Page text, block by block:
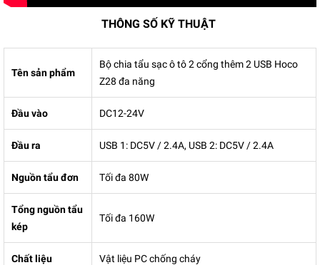
THÔNG SỐ KỸ THUẬT
Tên sản phẩm
Bộ chia tẩu sạc ô tô 2 cổng thêm 2 USB Hoco
Z28 đa năng
Đầu vào DC12-24V
Đầu ra USB 1: DC5V / 2.4A, USB 2: DC5V / 2.4A
Nguồn tẩu đơn Tối đa 80W
Tổng nguồn tẩu
kép
Tối đa 160W
Chất liệu Vật liệu PC chống cháy